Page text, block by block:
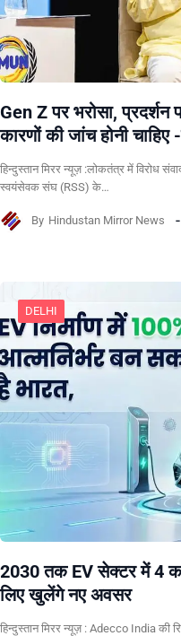
Gen Z पर भरोसा,
कारणों की जांच होनी चाहिए
हिन्दुस्तान मिरर न्यूज़ :लोकतंत्र में विरोध
स्वयंसेवक संघ (RSS) के…
By Hindustan Mirror News
DELHI
2030 तक EV सेक्टर में 4
लिए खुलेंगे नए अवसर
हिन्दुस्तान मिरर न्यूज़ : Adecco India की